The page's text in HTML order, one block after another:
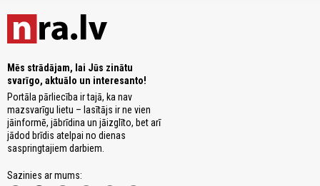
Mēs strādājam, lai Jūs zinātu
svarīgo, aktuālo un interesanto!
Portāla pārliecība ir tajā, ka nav
mazsvarīgu lietu – lasītājs ir ne vien
jāinformē, jābrīdina un jāizglīto, bet arī
jādod brīdis atelpai no dienas
saspringtajiem darbiem.
Sazinies ar mums: